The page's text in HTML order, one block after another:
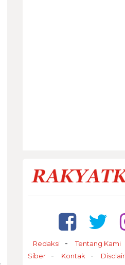
Redaksi Tentang Kami
Siber
Kontak